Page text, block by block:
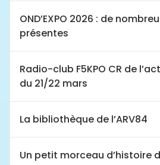
OND’EXPO 2026 : de
présentes
Radio-club F5KPO CR de
du 21/22 mars
La bibliothèque de l’ARV84
Un petit morceau d’histoire